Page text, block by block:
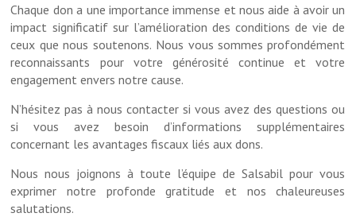
Chaque don a une importance immense et nous aide à avoir un
impact significatif sur l’amélioration des conditions de vie de
ceux que nous soutenons. Nous vous sommes profondément
reconnaissants pour votre générosité continue et votre
engagement envers notre cause.
N’hésitez pas à nous contacter si vous avez des questions ou
si vous avez besoin d’informations supplémentaires
concernant les avantages fiscaux liés aux dons.
Nous nous joignons à toute l’équipe de Salsabil pour vous
exprimer notre profonde gratitude et nos chaleureuses
salutations.